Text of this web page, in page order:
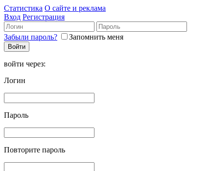
Статистика О сайте и реклама
Вход Регистрация
Забыли пароль? Запомнить меня
войти через:
Логин
Пароль
Повторите пароль